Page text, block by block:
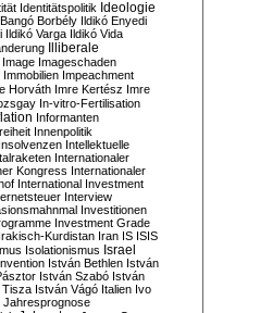
Identitätspolitik Ideologie
Borbély Ildikó Enyedi
Ildikó Varga Ildikó Vida
Illiberale
Image Imageschaden
Immobilien Impeachment
Horváth Imre Kertész Imre
In-vitro-Fertilisation
Informanten
Innenpolitik
Insolvenzen Intellektuelle
Internationaler
Kongress Internationaler
International Investment
Interview
Investitionen
Investment Grade
Irakisch-Kurdistan Iran IS ISIS
Isolationismus Israel
István Bethlen István
István Szabó István
Tisza István Vágó Italien Ivo
Jahresprognose